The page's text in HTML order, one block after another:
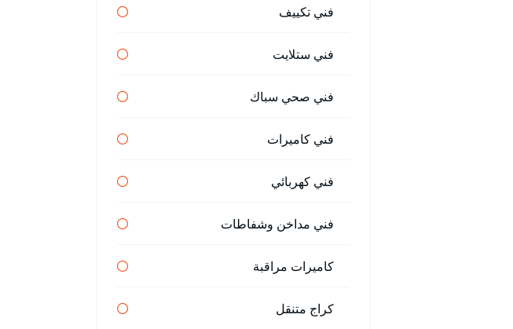
فني تكييف
فني ستلايت
فني صحي سباك
فني كاميرات
فني كهربائي
فني مداخن وشفاطات
كاميرات مراقبة
كراج متنقل